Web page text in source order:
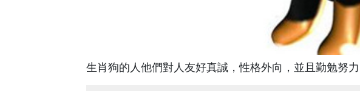
生肖狗的人他們對人友好真誠，性格外向，並且勤勉努